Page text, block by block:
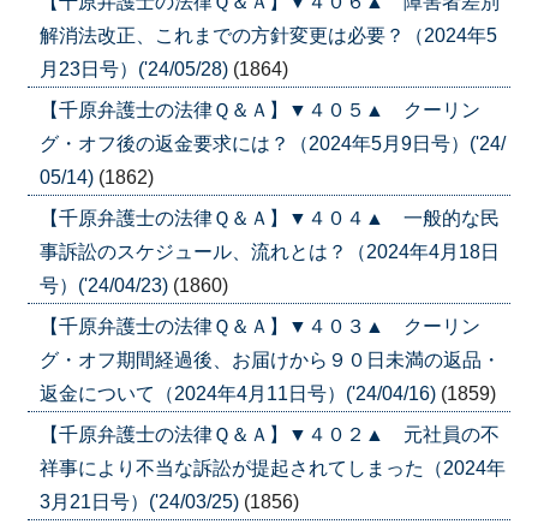
解消法改正、これまでの方針変更は必要？（2024年5
月23日号）('24/05/28) (1864)
【千原弁護士の法律Ｑ＆Ａ】▼４０５▲ クーリン
グ・オフ後の返金要求には？（2024年5月9日号）('24/
05/14) (1862)
【千原弁護士の法律Ｑ＆Ａ】▼４０４▲ 一般的な民
事訴訟のスケジュール、流れとは？（2024年4月18日
号）('24/04/23) (1860)
【千原弁護士の法律Ｑ＆Ａ】▼４０３▲ クーリン
グ・オフ期間経過後、お届けから９０日未満の返品・
返金について（2024年4月11日号）('24/04/16) (1859)
【千原弁護士の法律Ｑ＆Ａ】▼４０２▲ 元社員の不
祥事により不当な訴訟が提起されてしまった（2024年
3月21日号）('24/03/25) (1856)